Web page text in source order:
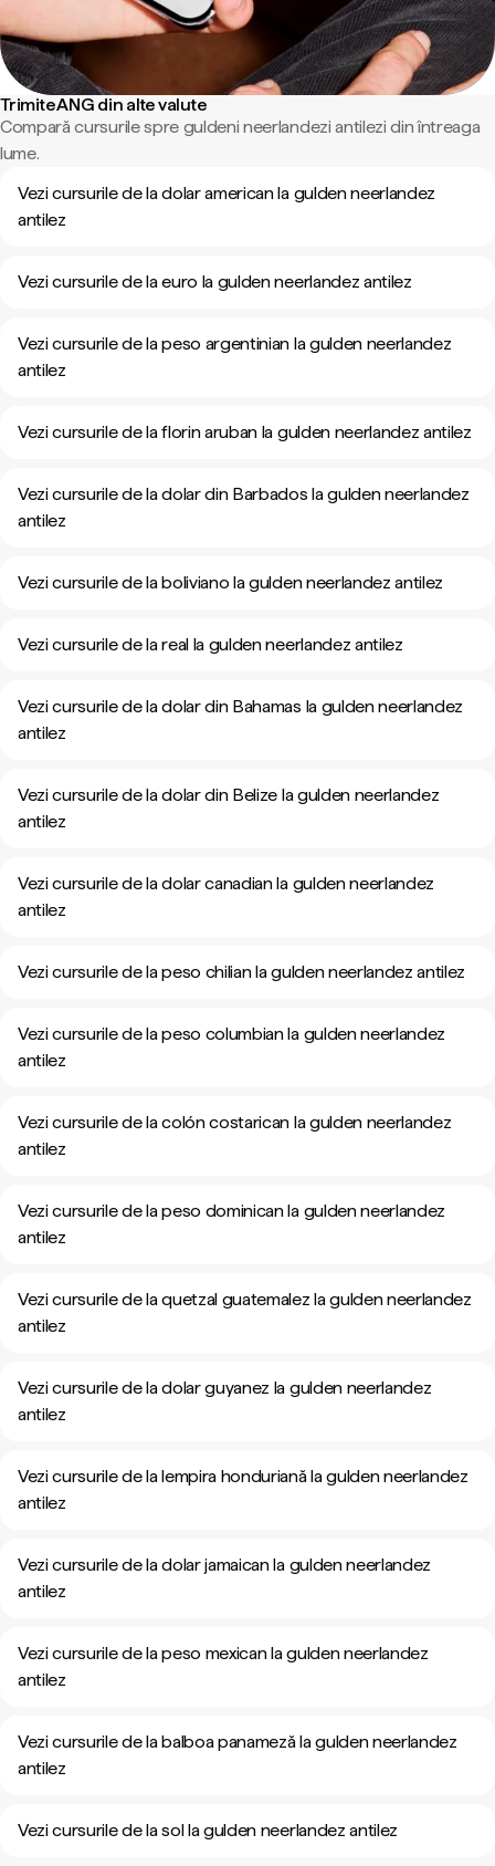
Trimite ANG din alte valute
Compară cursurile spre guldeni neerlandezi antilezi din întreaga
lume.
Vezi cursurile de la dolar american la gulden neerlandez
antilez
Vezi cursurile de la euro la gulden neerlandez antilez
Vezi cursurile de la peso argentinian la gulden neerlandez
antilez
Vezi cursurile de la florin aruban la gulden neerlandez antilez
Vezi cursurile de la dolar din Barbados la gulden neerlandez
antilez
Vezi cursurile de la boliviano la gulden neerlandez antilez
Vezi cursurile de la real la gulden neerlandez antilez
Vezi cursurile de la dolar din Bahamas la gulden neerlandez
antilez
Vezi cursurile de la dolar din Belize la gulden neerlandez
antilez
Vezi cursurile de la dolar canadian la gulden neerlandez
antilez
Vezi cursurile de la peso chilian la gulden neerlandez antilez
Vezi cursurile de la peso columbian la gulden neerlandez
antilez
Vezi cursurile de la colón costarican la gulden neerlandez
antilez
Vezi cursurile de la peso dominican la gulden neerlandez
antilez
Vezi cursurile de la quetzal guatemalez la gulden neerlandez
antilez
Vezi cursurile de la dolar guyanez la gulden neerlandez
antilez
Vezi cursurile de la lempira honduriană la gulden neerlandez
antilez
Vezi cursurile de la dolar jamaican la gulden neerlandez
antilez
Vezi cursurile de la peso mexican la gulden neerlandez
antilez
Vezi cursurile de la balboa panameză la gulden neerlandez
antilez
Vezi cursurile de la sol la gulden neerlandez antilez